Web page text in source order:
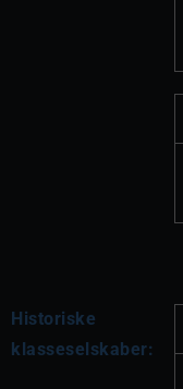
Historiske
klasseselskaber: